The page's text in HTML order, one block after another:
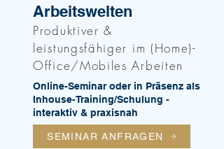
Arbeitswelten
Produktiver &
leistungsfähiger im (Home)-
Office/Mobiles Arbeiten
Online-Seminar oder in Präsenz als
Inhouse-Training/Schulung -
interaktiv & praxisnah
SEMINAR ANFRAGEN